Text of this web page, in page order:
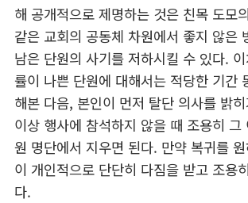
해 공개적으로 제명하는 것은 친목 도모
같은 교회의 공동체 차원에서 좋지 않은
남은 단원의 사기를 저하시킬 수 있다.
률이 나쁜 단원에 대해서는 적당한 기간
해본 다음, 본인이 먼저 탈단 의사를 밝
이상 행사에 참석하지 않을 때 조용히 그
원 명단에서 지우면 된다. 만약 복귀를
이 개인적으로 단단히 다짐을 받고 조용
다.